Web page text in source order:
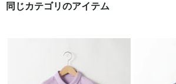
同じカテゴリのアイテム